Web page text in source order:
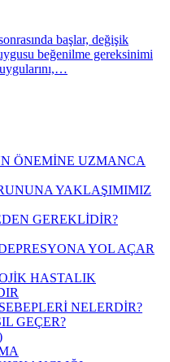
başlar, değişik
beğenilme gereksinimi
ÖNEMİNE UZMANCA
YAKLAŞIMIMIZ
GEREKLİDİR?
YOL AÇAR
HASTALIK
NELERDİR?
GEÇER?